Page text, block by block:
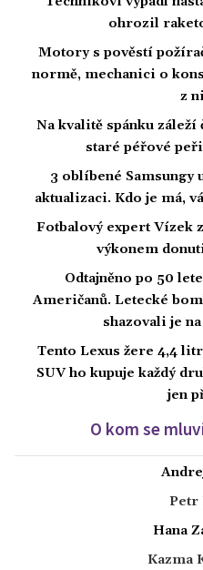
ohrozil
Motory s pověstí
normě, mechanici o
z
Na kvalitě spánku
staré péřové
3 oblíbené Samsungy
aktualizaci. Kdo je má,
Fotbalový expert Vízek
výkonem
Odtajněno po 50
Američanů. Letecké
shazovali je
Tento Lexus žere 4,4
SUV ho kupuje každý
jen
O kom se
Petr
Hana
Kazma